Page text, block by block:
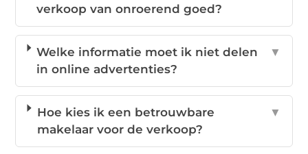
verkoop van onroerend goed?
Welke informatie moet ik niet delen
in online advertenties?
▼
Hoe kies ik een betrouwbare
makelaar voor de verkoop?
▼